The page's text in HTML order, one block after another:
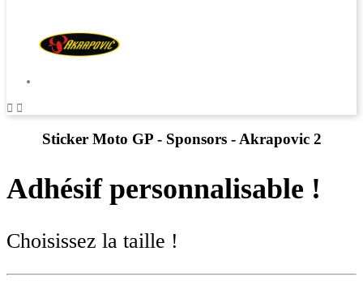
 
Sticker Moto GP - Sponsors - Akrapovic 2
Adhésif personnalisable !
Choisissez la taille !